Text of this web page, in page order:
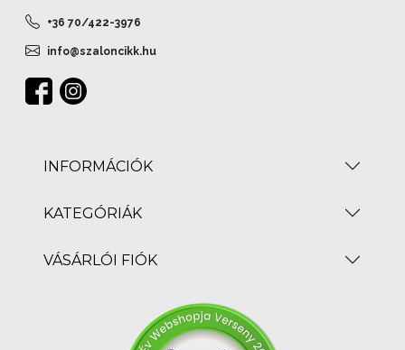
+36 70/422-3976
info@szaloncikk.hu
INFORMÁCIÓK
KATEGÓRIÁK
VÁSÁRLÓI FIÓK